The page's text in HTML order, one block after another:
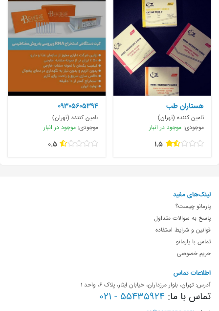
هستاران طب
تامین کننده (تهران)
موجودی: موجود در انبار
1.5
09305605394
تامین کننده (تهران)
موجودی: موجود در انبار
0.5
لینک‌های مفید
پارمانو چیست؟
پاسخ به سوالات متداول
قوانین و شرایط استفاده
تماس با پارمانو
حریم خصوصی
اطلاعات تماس
آدرس: تهران، بلوار مرزداران، خیابان ایثار، پلاک 6، واحد 1
تماس با ما: 55435924 - 021